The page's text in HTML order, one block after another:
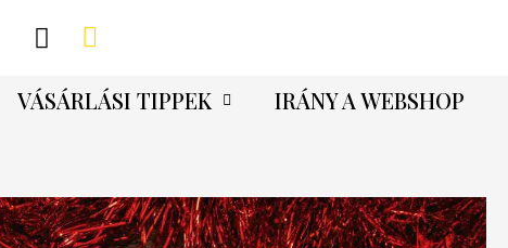
VÁSÁRLÁSI TIPPEK
IRÁNY A WEBSHOP